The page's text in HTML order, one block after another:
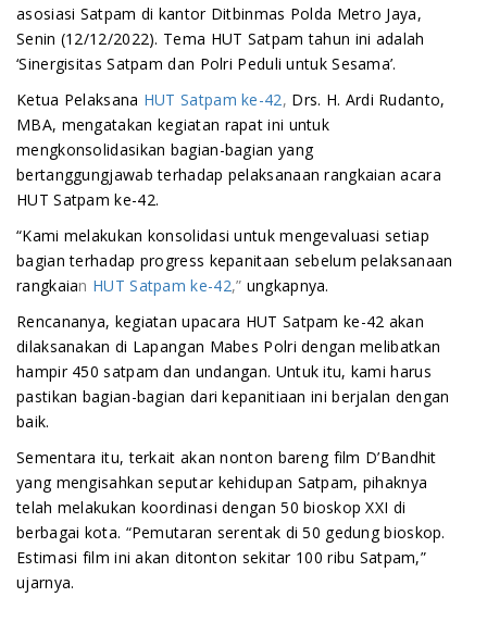
asosiasi Satpam di kantor Ditbinmas Polda Metro Jaya,
Senin (12/12/2022). Tema HUT Satpam tahun ini adalah
‘Sinergisitas Satpam dan Polri Peduli untuk Sesama’.
Ketua Pelaksana HUT Satpam ke-42, Drs. H. Ardi Rudanto,
MBA, mengatakan kegiatan rapat ini untuk
mengkonsolidasikan bagian-bagian yang
bertanggungjawab terhadap pelaksanaan rangkaian acara
HUT Satpam ke-42.
“Kami melakukan konsolidasi untuk mengevaluasi setiap
bagian terhadap progress kepanitaan sebelum pelaksanaan
rangkaian HUT Satpam ke-42,” ungkapnya.
Rencananya, kegiatan upacara HUT Satpam ke-42 akan
dilaksanakan di Lapangan Mabes Polri dengan melibatkan
hampir 450 satpam dan undangan. Untuk itu, kami harus
pastikan bagian-bagian dari kepanitiaan ini berjalan dengan
baik.
Sementara itu, terkait akan nonton bareng film D’Bandhit
yang mengisahkan seputar kehidupan Satpam, pihaknya
telah melakukan koordinasi dengan 50 bioskop XXI di
berbagai kota. “Pemutaran serentak di 50 gedung bioskop.
Estimasi film ini akan ditonton sekitar 100 ribu Satpam,”
ujarnya.